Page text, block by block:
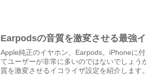
Earpodsの音質を激変させる最強
Apple純正のイヤホン、Earpods。iPhoneに
てユーザーが非常に多いのではないでしょう
質を激変させるイコライザ設定を紹介します。